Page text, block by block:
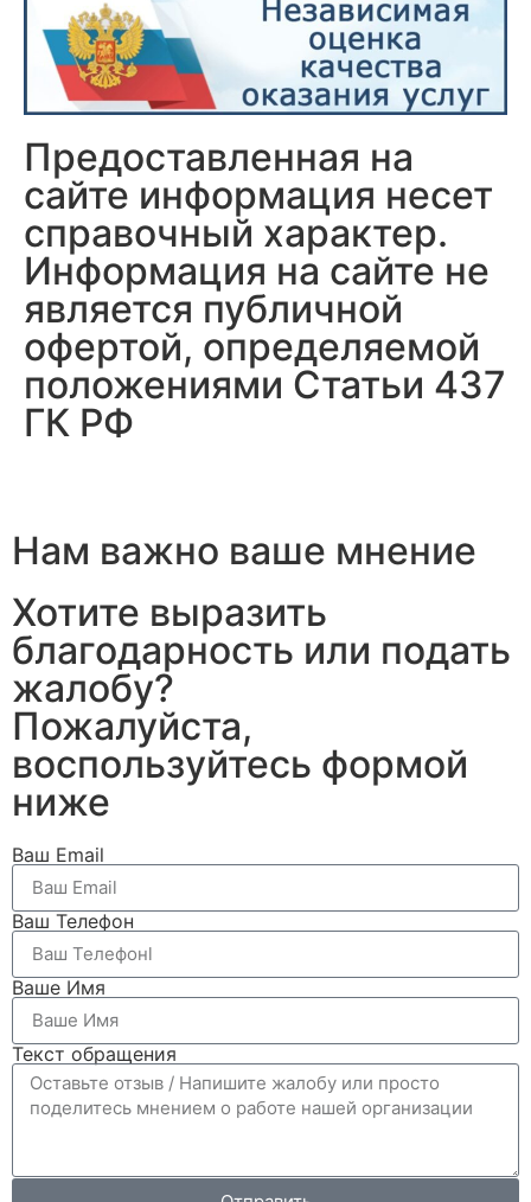
Предоставленная на
сайте информация несет
справочный характер.
Информация на сайте не
является публичной
офертой, определяемой
положениями Статьи 437
ГК РФ
Нам важно ваше мнение
Хотите выразить
благодарность или подать
жалобу?
Пожалуйста,
воспользуйтесь формой
ниже
Ваш Email
Ваш Телефон
Ваше Имя
Текст обращения